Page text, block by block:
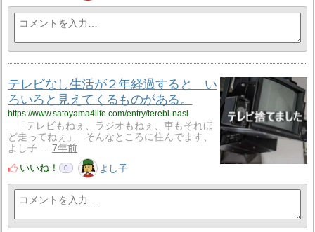
テレビなし生活が２年経過すると い
ろいろと見えてくるものがある。
https://www.satoyama4life.com/entry/terebi-nasi
「テレビもねぇ、ラジオもねぇ、車もそれほ
ど走ってねぇ」 そんなところに住んでます、
よし子…
7年前
いいね！
0 よし子